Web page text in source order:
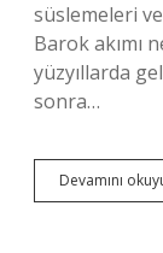
süslemeleri
Barok akımı
yüzyıllarda
sonra…
Devamını